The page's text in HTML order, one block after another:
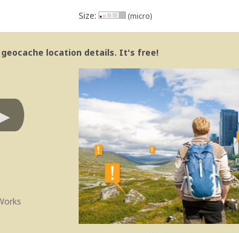
not against him
Size: (micro)
geocache location details. It's free!